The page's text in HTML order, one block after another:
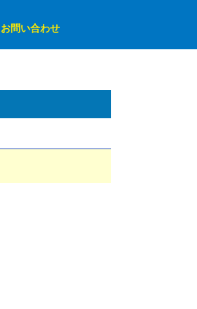
お問い合わせ